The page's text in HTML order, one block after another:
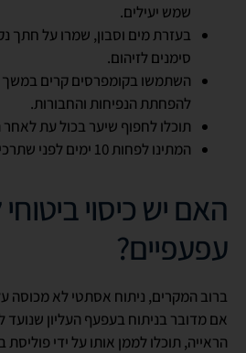
שמש יעילים.
בעזרת מים וסבון, שמרו על חתך
סימנים לזיהום.
להפחתת הנפיחות והחבורות.
תוכלו לחפוף שיער בכול עת לאחר
המתינו לפחות 10 ימים לפני שתרכיבו עדשות מגע.
האם יש כיסוי
עפעפיים?
ברוב המקרים, ניתוח אסתטי לא מכוסה
אם מדובר בניתוח בעפעף העליון
הראייה, תוכלו לממן אותו על ידי